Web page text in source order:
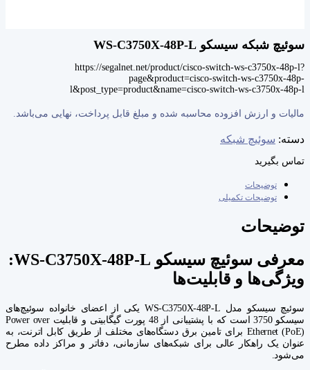
سوئیچ شبکه سیسکو WS-C3750X-48P-L
https://segalnet.net/product/cisco-switch-ws-c3750x-48p-l?
page&product=cisco-switch-ws-c3750x-48p-
l&post_type=product&name=cisco-switch-ws-c3750x-48p-l
مالیات و ارزش افزوده محاسبه شده و مبلغ قابل پرداخت، نهایی می‌باشد.
دسته: سوئیچ شبکه
تماس بگیرید
توضیحات
توضیحات تکمیلی
توضیحات
معرفی سوئیچ سیسکو WS-C3750X-48P-L:
ویژگی‌ها و قابلیت‌ها
سوئیچ سیسکو مدل WS-C3750X-48P-L یکی از اعضای خانواده سوئیچ‌های
سیسکو 3750 است که با پشتیبانی از 48 پورت گیگابیتی و قابلیت Power over
Ethernet (PoE) برای تامین برق دستگاه‌های مختلف از طریق کابل اترنت، به
عنوان یک راهکار عالی برای شبکه‌های سازمانی، دفاتر و مراکز داده مطرح
می‌شود.